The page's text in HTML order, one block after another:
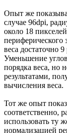
Опыт же
случае 96dpi,
около 18
веса достаточно
Уменьшение
порядка веса, но
результатами,
вычисления веса.
Тот же опыт
соответственно,
использовать ту
нормализацией